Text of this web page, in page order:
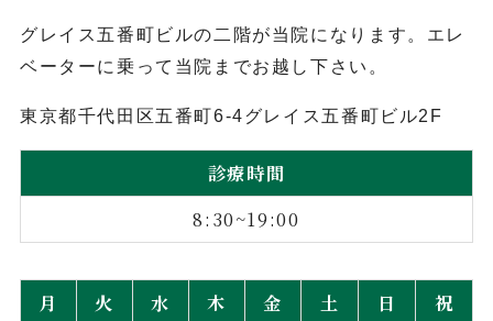
グレイス五番町ビルの二階が当院になります。エレ
ベーターに乗って当院までお越し下さい。
東京都千代田区五番町6-4グレイス五番町ビル2F
診療時間
8:30~19:00
月 火 水 木 金 土 日
祝